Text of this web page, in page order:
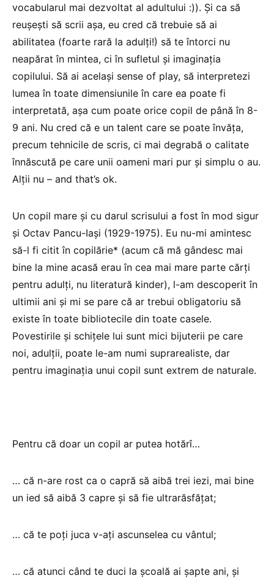
vocabularul mai dezvoltat al adultului :)). Și ca să
reușești să scrii așa, eu cred că trebuie să ai
abilitatea (foarte rară la adulți!) să te întorci nu
neapărat în mintea, ci în sufletul și imaginația
copilului. Să ai același sense of play, să interpretezi
lumea în toate dimensiunile în care ea poate fi
interpretată, așa cum poate orice copil de până în 8-
9 ani. Nu cred că e un talent care se poate învăța,
precum tehnicile de scris, ci mai degrabă o calitate
înnăscută pe care unii oameni mari pur și simplu o au.
Alții nu – and that’s ok.
Un copil mare și cu darul scrisului a fost în mod sigur
și Octav Pancu-Iași (1929-1975). Eu nu-mi amintesc
să-l fi citit în copilărie* (acum că mă gândesc mai
bine la mine acasă erau în cea mai mare parte cărți
pentru adulți, nu literatură kinder), l-am descoperit în
ultimii ani și mi se pare că ar trebui obligatoriu să
existe în toate bibliotecile din toate casele.
Povestirile și schițele lui sunt mici bijuterii pe care
noi, adulții, poate le-am numi suprarealiste, dar
pentru imaginația unui copil sunt extrem de naturale.
Pentru că doar un copil ar putea hotărî…
… că n-are rost ca o capră să aibă trei iezi, mai bine
un ied să aibă 3 capre și să fie ultrarăsfățat;
… că te poți juca v-ați ascunselea cu vântul;
… că atunci când te duci la școală ai șapte ani, și